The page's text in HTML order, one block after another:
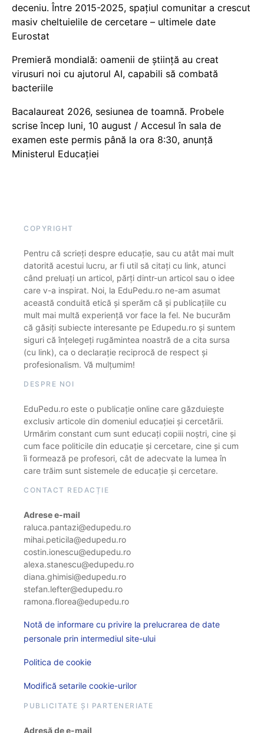
deceniu. Între 2015-2025, spațiul comunitar a crescut
masiv cheltuielile de cercetare – ultimele date
Eurostat
Premieră mondială: oamenii de știință au creat
virusuri noi cu ajutorul AI, capabili să combată
bacteriile
Bacalaureat 2026, sesiunea de toamnă. Probele
scrise încep luni, 10 august / Accesul în sala de
examen este permis până la ora 8:30, anunță
Ministerul Educației
COPYRIGHT
Pentru că scrieți despre educație, sau cu atât mai mult
datorită acestui lucru, ar fi util să citați cu link, atunci
când preluați un articol, părți dintr-un articol sau o idee
care v-a inspirat. Noi, la EduPedu.ro ne-am asumat
această conduită etică și sperăm că și publicațiile cu
mult mai multă experiență vor face la fel. Ne bucurăm
că găsiți subiecte interesante pe Edupedu.ro și suntem
siguri că înțelegeți rugămintea noastră de a cita sursa
(cu link), ca o declarație reciprocă de respect și
profesionalism. Vă mulțumim!
DESPRE NOI
EduPedu.ro este o publicație online care găzduiește
exclusiv articole din domeniul educației și cercetării.
Urmărim constant cum sunt educați copiii noștri, cine și
cum face politicile din educație și cercetare, cine și cum
îi formează pe profesori, cât de adecvate la lumea în
care trăim sunt sistemele de educație și cercetare.
CONTACT REDACȚIE
Adrese e-mail
raluca.pantazi@edupedu.ro
mihai.peticila@edupedu.ro
costin.ionescu@edupedu.ro
alexa.stanescu@edupedu.ro
diana.ghimisi@edupedu.ro
stefan.lefter@edupedu.ro
ramona.florea@edupedu.ro
Notă de informare cu privire la prelucrarea de date
personale prin intermediul site-ului
Politica de cookie
Modifică setarile cookie-urilor
PUBLICITATE ȘI PARTENERIATE
Adresă de e-mail